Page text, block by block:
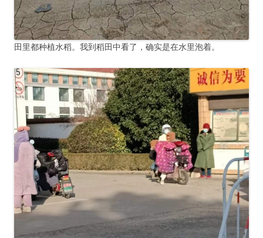
田里都种植水稻。我到稻田中看了，确实是在水里泡着。